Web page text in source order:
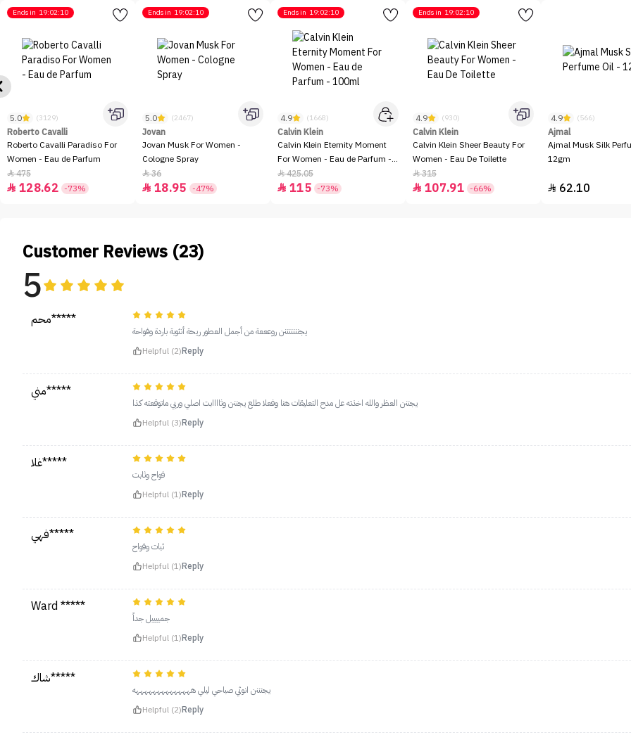
Ends in 19:02:10
5.0 (3129)
Roberto Cavalli
Roberto Cavalli Paradiso For
Women - Eau de Parfum
475
 128.62 -73%
Ends in 19:02:10
5.0 (2467)
Jovan
Jovan Musk For Women -
Cologne Spray
36
 18.95 -47%
Ends in 19:02:10
4.9 (1668)
Calvin Klein
Calvin Klein Eternity Moment
For Women - Eau de Parfum -
100ml
425.05
 115 -73%
Ends in 19:02:10
4.9 (930)
Calvin Klein
Calvin Klein Sheer Beauty For
Women - Eau De Toilette
315
 107.91 -66%
4.9 (566)
Ajmal
Ajmal Musk Silk
12gm
 62.10
Customer Reviews (23)
5
محم*****
يجنننننننن روعععة من أجمل العطور ريحة أنثوية باردة وفواحة
Helpful (2)Reply
مني*****
يجننن العظر والله اخذته عل مدح التعليقات هنا وفعلا طلع يجننن وثاااابت اصلي وربي ماتوقعته كذا
Helpful (3)Reply
غلا*****
فواح وثابت
Helpful (1)Reply
فهي*****
ثبات وفواح
Helpful (1)Reply
Ward *****
جمييييل جداً
Helpful (1)Reply
شاك*****
يجنننن انوثي صباحي ليلي ههههههههههههههه
Helpful (2)Reply